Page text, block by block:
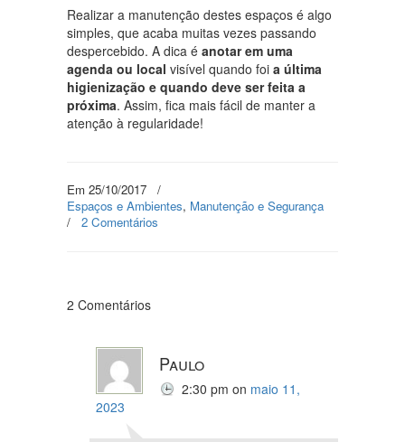
Realizar a manutenção destes espaços é algo
simples, que acaba muitas vezes passando
despercebido. A dica é anotar em uma
agenda ou local visível quando foi a última
higienização e quando deve ser feita a
próxima. Assim, fica mais fácil de manter a
atenção à regularidade!
Em 25/10/2017
/
Espaços e Ambientes, Manutenção e Segurança
/ 2 Comentários
2 Comentários
Paulo
2:30 pm on maio 11,
2023